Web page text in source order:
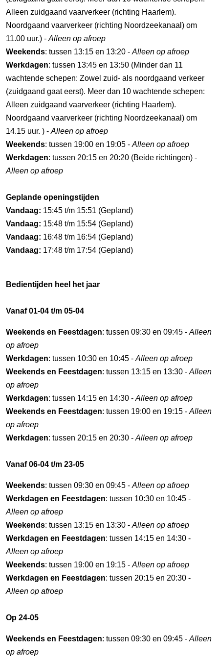
Alleen zuidgaand vaarverkeer (richting Haarlem).
Noordgaand vaarverkeer (richting Noordzeekanaal) om
11.00 uur.) - Alleen op afroep
Weekends: tussen 13:15 en 13:20 - Alleen op afroep
Werkdagen: tussen 13:45 en 13:50 (Minder dan 11
wachtende schepen: Zowel zuid- als noordgaand verkeer
(zuidgaand gaat eerst). Meer dan 10 wachtende schepen:
Alleen zuidgaand vaarverkeer (richting Haarlem).
Noordgaand vaarverkeer (richting Noordzeekanaal) om
14.15 uur. ) - Alleen op afroep
Weekends: tussen 19:00 en 19:05 - Alleen op afroep
Werkdagen: tussen 20:15 en 20:20 (Beide richtingen) -
Alleen op afroep
Geplande openingstijden
Vandaag: 15:45 t/m 15:51 (Gepland)
Vandaag: 15:48 t/m 15:54 (Gepland)
Vandaag: 16:48 t/m 16:54 (Gepland)
Vandaag: 17:48 t/m 17:54 (Gepland)
Bedientijden heel het jaar
Vanaf 01-04 t/m 05-04
Weekends en Feestdagen: tussen 09:30 en 09:45 - Alleen
op afroep
Werkdagen: tussen 10:30 en 10:45 - Alleen op afroep
Weekends en Feestdagen: tussen 13:15 en 13:30 - Alleen
op afroep
Werkdagen: tussen 14:15 en 14:30 - Alleen op afroep
Weekends en Feestdagen: tussen 19:00 en 19:15 - Alleen
op afroep
Werkdagen: tussen 20:15 en 20:30 - Alleen op afroep
Vanaf 06-04 t/m 23-05
Weekends: tussen 09:30 en 09:45 - Alleen op afroep
Werkdagen en Feestdagen: tussen 10:30 en 10:45 -
Alleen op afroep
Weekends: tussen 13:15 en 13:30 - Alleen op afroep
Werkdagen en Feestdagen: tussen 14:15 en 14:30 -
Alleen op afroep
Weekends: tussen 19:00 en 19:15 - Alleen op afroep
Werkdagen en Feestdagen: tussen 20:15 en 20:30 -
Alleen op afroep
Op 24-05
Weekends en Feestdagen: tussen 09:30 en 09:45 - Alleen
op afroep